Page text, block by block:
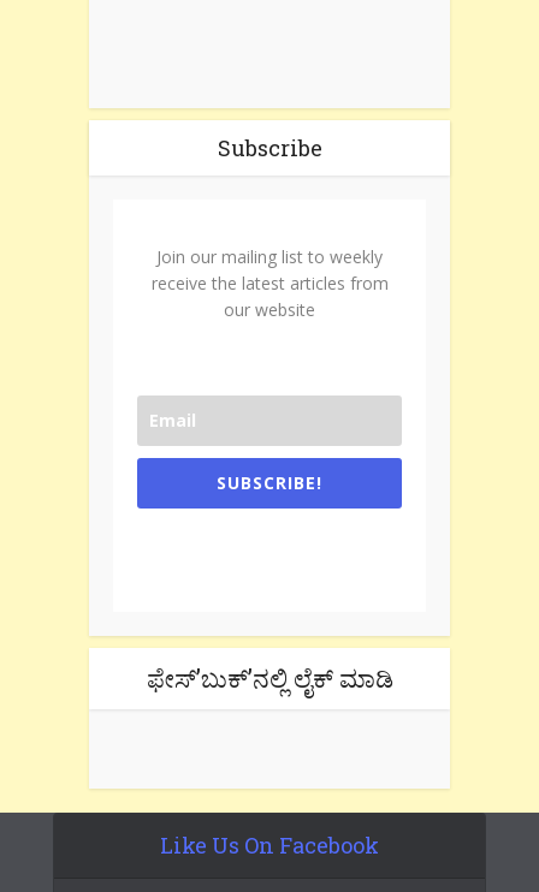
Subscribe
Join our mailing list to weekly
receive the latest articles from
our website
SUBSCRIBE!
ಫೇಸ್’ಬುಕ್’ನಲ್ಲಿ ಲೈಕ್ ಮಾಡಿ
Like Us On Facebook